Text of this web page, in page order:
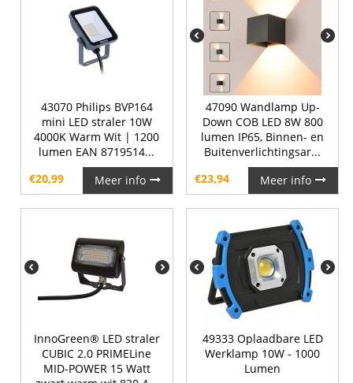
43070 Philips BVP164
mini LED straler 10W
4000K Warm Wit | 1200
lumen EAN 8719514...
€20,99 Meer info
47090 Wandlamp Up-
Down COB LED 8W 800
lumen IP65, Binnen- en
Buitenverlichtingsar...
€23,94 Meer info
InnoGreen® LED straler
CUBIC 2.0 PRIMELine
MID-POWER 15 Watt
49333 Oplaadbare LED
Werklamp 10W - 1000
Lumen